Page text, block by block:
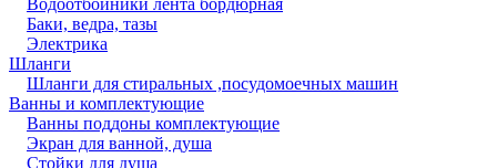
Водоотбойники лента бордюрная
Баки, ведра, тазы
Электрика
Шланги
Шланги для стиральных ,посудомоечных машин
Ванны и комплектующие
Ванны поддоны комплектующие
Экран для ванной, душа
Стойки для душа